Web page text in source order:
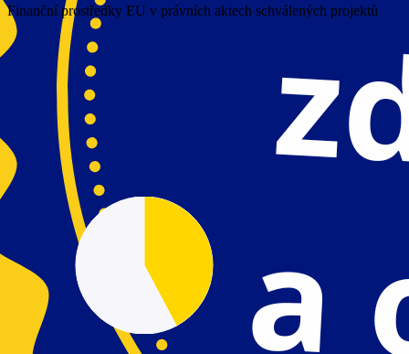
Finanční prostředky EU v právních aktech schválených projektů